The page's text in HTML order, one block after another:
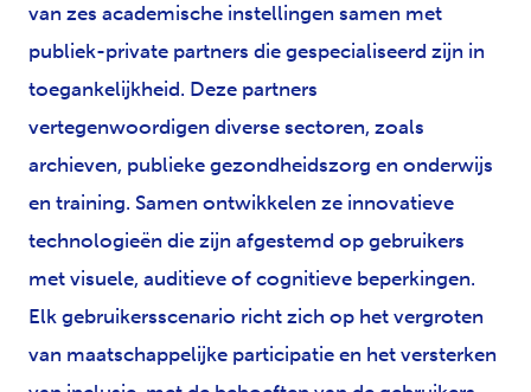
van zes academische instellingen samen met
publiek-private partners die gespecialiseerd zijn in
toegankelijkheid. Deze partners
vertegenwoordigen diverse sectoren, zoals
archieven, publieke gezondheidszorg en onderwijs
en training. Samen ontwikkelen ze innovatieve
technologieën die zijn afgestemd op gebruikers
met visuele, auditieve of cognitieve beperkingen.
Elk gebruikersscenario richt zich op het vergroten
van maatschappelijke participatie en het versterken